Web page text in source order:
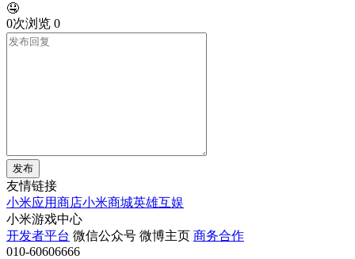
🤤
0次浏览 0
发布
友情链接
小米应用商店小米商城英雄互娱
小米游戏中心
开发者平台 微信公众号 微博主页 商务合作
010-60606666